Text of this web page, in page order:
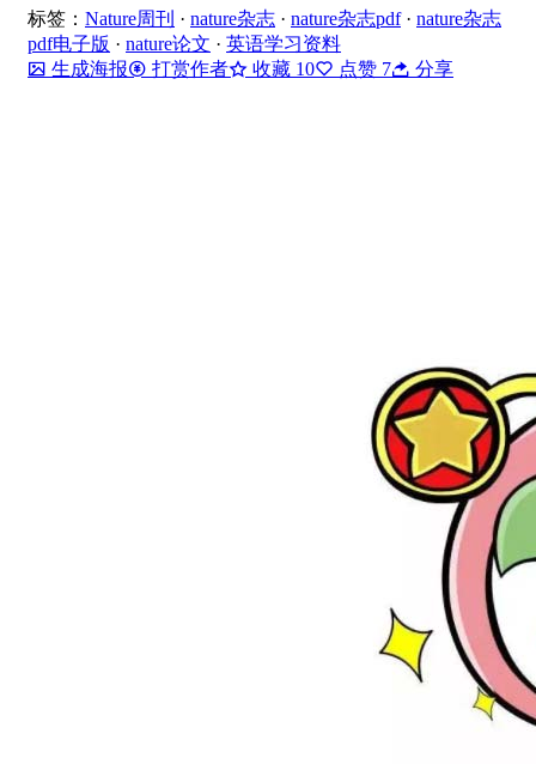
标签： Nature周刊 · nature杂志 · nature杂志pdf· nature杂志
pdf电子版 · nature论文 · 英语学习资料
生成海报
打赏作者 收藏 10 点赞 7 分享